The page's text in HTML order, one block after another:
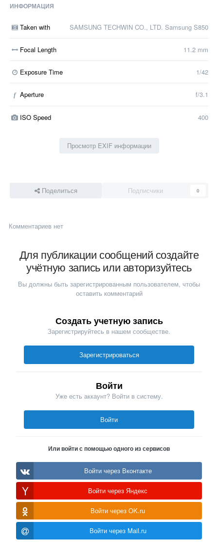
ИНФОРМАЦИЯ
Taken with SAMSUNG TECHWIN CO., LTD. Samsung S850
Focal Length 11.2 mm
Exposure Time 1/42
f Aperture f/3.1
ISO Speed 400
Просмотр EXIF информации
Поделиться Подписчики 0
Комментариев нет
Для публикации сообщений создайте
учётную запись или авторизуйтесь
Вы должны быть зарегистрированным пользователем, чтобы
оставить комментарий
Создать учетную запись
Зарегистрируйтесь в нашем сообществе.
Зарегистрироваться
Войти
Уже есть аккаунт? Войти в систему.
Войти
Или войти с помощью одного из сервисов
Войти через Вконтакте
Войти через Яндекс
Войти через OK.ru
Войти через Mail.ru